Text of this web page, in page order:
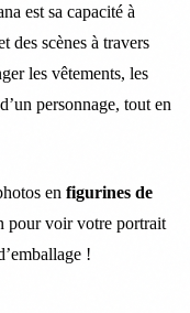
est sa capacité à
des scènes à travers
les vêtements, les
personnage, tout en
en figurines de
pour voir votre portrait
!